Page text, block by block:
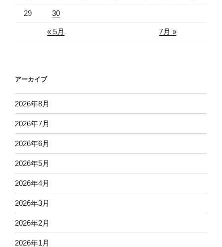
« 5月 7月 »
29 30
アーカイブ
2026年8月
2026年7月
2026年6月
2026年5月
2026年4月
2026年3月
2026年2月
2026年1月